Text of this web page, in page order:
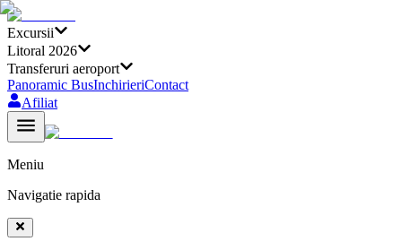
Excursii
Litoral 2026
Transferuri aeroport
Panoramic BusInchirieriContact
Afiliat
Meniu
Navigatie rapida